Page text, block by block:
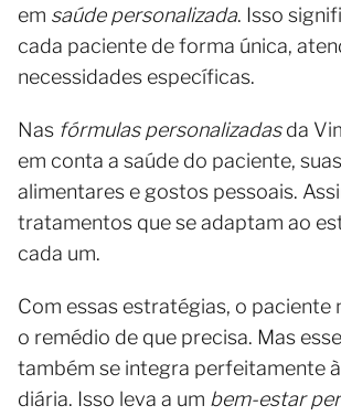
em saúde personalizada. Isso
cada paciente de forma única,
necessidades específicas.
Nas fórmulas personalizadasda
em conta a saúde do paciente,
alimentares e gostos pessoais.
tratamentos que se adaptam ao
cada um.
Com essas estratégias, o paciente
o remédio de que precisa. Mas
também se integra perfeitamente
diária. Isso leva a um bem-estar